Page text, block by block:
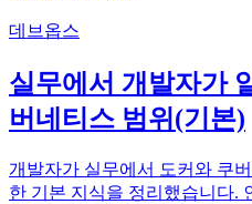
데브옵스
실무에서 개발자가
버네티스 범위(기본)
개발자가 실무에서 도커와 쿠
한 기본 지식을 정리했습니다.